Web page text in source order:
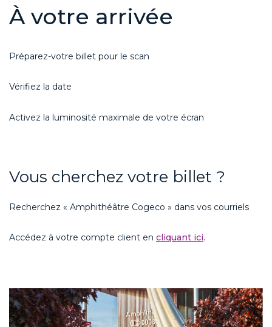
À votre arrivée
Préparez-votre billet pour le scan
Vérifiez la date
Activez la luminosité maximale de votre écran
Vous cherchez votre billet ?
Recherchez « Amphithéâtre Cogeco » dans vos courriels
Accédez à votre compte client en cliquant ici.